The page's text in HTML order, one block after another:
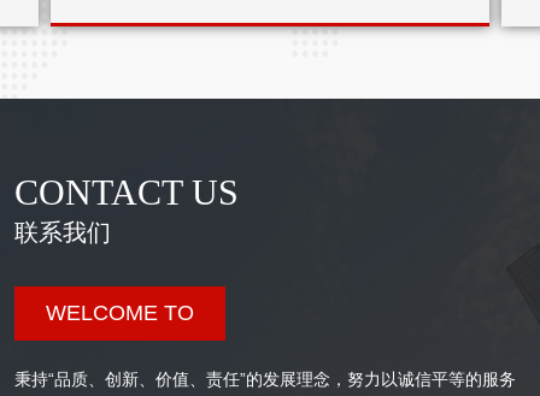
CONTACT US
联系我们
WELCOME TO
秉持“品质、创新、价值、责任”的发展理念，努力以诚信平等的服务